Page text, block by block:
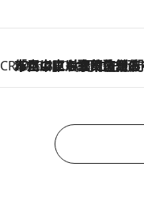
CREA'S CHOICE
2026.8.7
「立川にも歌舞伎があるんだよ」 片岡仁左衛門・市川中車ら豪華座組みで4年目の立川立